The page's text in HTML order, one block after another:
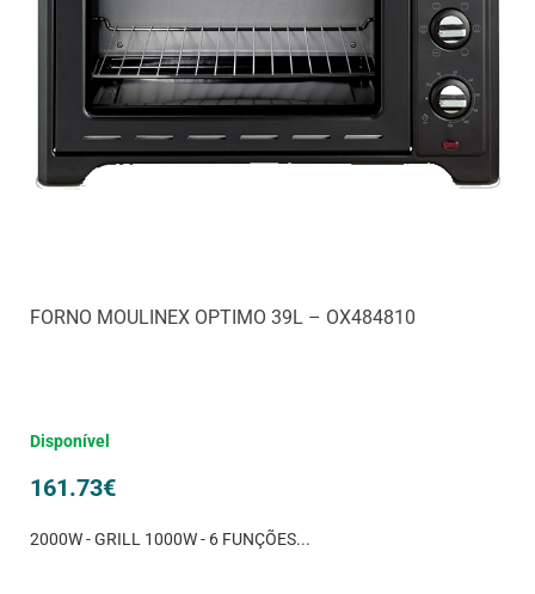
FORNO MOULINEX OPTIMO 39L – OX484810
Disponível
161.73€
2000W - GRILL 1000W - 6 FUNÇÕES...